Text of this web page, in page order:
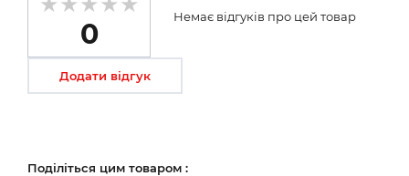
0
Немає відгуків про цей товар
Додати відгук
Поділіться цим товаром :